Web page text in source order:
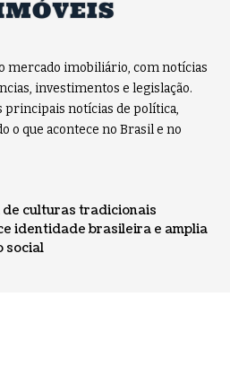
mercado imobiliário, com notícias
investimentos e legislação.
principais notícias de política,
o que acontece no Brasil e no
culturas tradicionais
identidade brasileira e amplia
social